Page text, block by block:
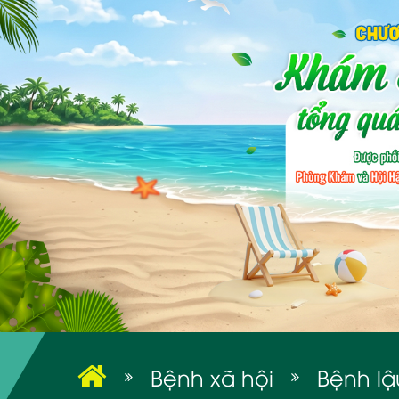
Bệnh xã hội Bệnh